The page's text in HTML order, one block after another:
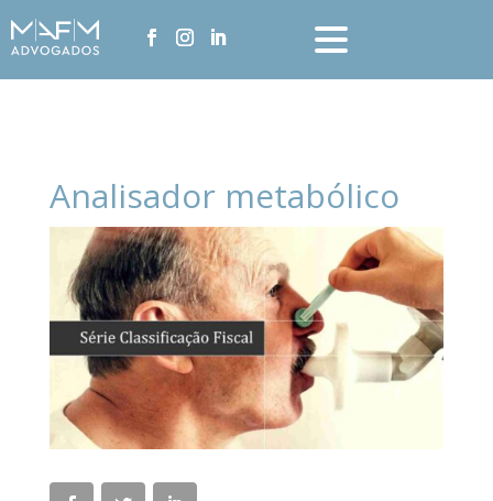
Analisador metabólico